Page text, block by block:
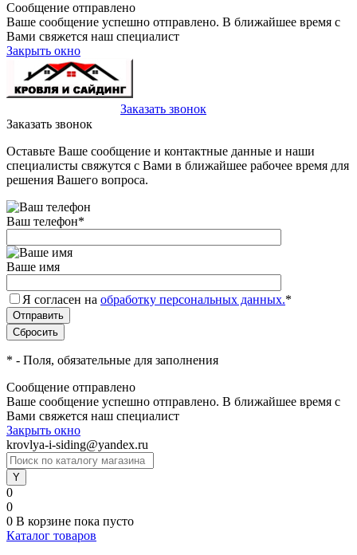
Сообщение отправлено
Ваше сообщение успешно отправлено. В ближайшее время с
Вами свяжется наш специалист
Закрыть окно
Заказать звонок
Заказать звонок
Оставьте Ваше сообщение и контактные данные и наши
специалисты свяжутся с Вами в ближайшее рабочее время для
решения Вашего вопроса.
Ваш телефон*
Ваше имя
Я согласен на обработку персональных данных.*
* - Поля, обязательные для заполнения
Сообщение отправлено
Ваше сообщение успешно отправлено. В ближайшее время с
Вами свяжется наш специалист
Закрыть окно
krovlya-i-siding@yandex.ru
0
0
0 В корзине пока пусто
Каталог товаров